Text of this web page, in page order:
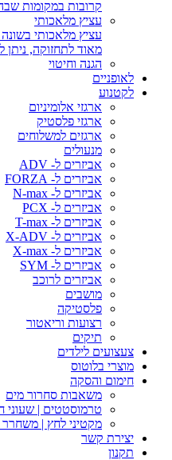
קרובות במקומות
עציץ מלאכותי
מאוד לתחזוקה,
הגנה וחיטוי
לאופניים
לקטנוע
ארגזי אלומיניום
ארגזי פלסטיק
ארגזים למשלוחים
מנעולים
אביזרים ל- ADV
אביזרים ל- FORZA
אביזרים ל- N-max
אביזרים ל- PCX
אביזרים ל- T-max
אביזרים ל- X-ADV
אביזרים ל- X-max
אביזרים ל- SYM
אביזרים לרוכב
מושבים
פלסטיקה
רצועות וריאטור
תיקים
צעצועים לילדים
מוצרי בלוטוס
חימום והסקה
משאבות סחרור מים
טרמוסטטים | שעוני
מקטיני לחץ |
יצירת קשר
תקנון